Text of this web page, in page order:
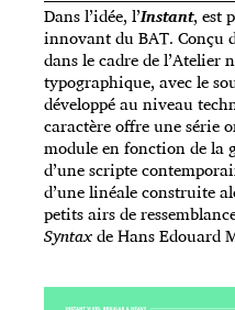
Dans l’idée, l’Instant, est
innovant du BAT. Conçu
dans le cadre de l’Atelier
typographique, avec le
développé au niveau
caractère offre une série
module en fonction de la
d’une scripte
d’une linéale construite
petits airs de
Syntaxde Hans Edouard